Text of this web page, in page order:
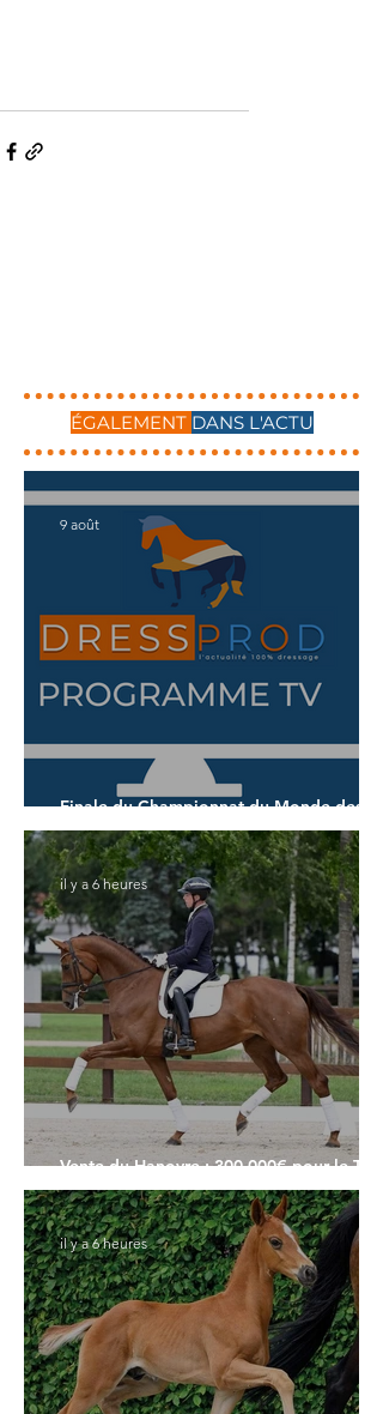
ÉGALEMENT DANS L'ACTU
Finale du Championnat du Monde des 7
ans
9 août
Vente du Hanovre : 300.000€ pour le Top
Price
il y a 6 heures
il y a 6 heures